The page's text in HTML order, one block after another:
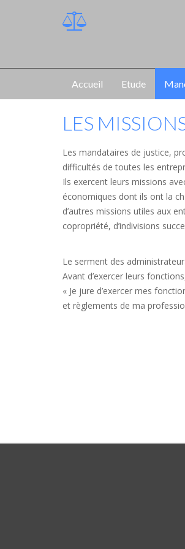
Accueil Etude
LES
Les mandataires de justice,
difficultés de toutes les
Ils exercent leurs missions
économiques dont ils ont la
d’autres missions utiles aux
copropriété, d’indivisions
Le serment des
Avant d’exercer leurs
« Je jure d’exercer mes
et règlements de ma